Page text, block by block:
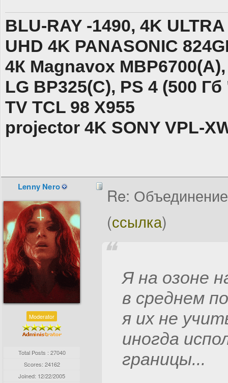
BLU-RAY -1490, 4K
UHD 4K PANASONIC
4К Magnavox
LG BP325(C), PS 4 (500
TV TCL 98 X955
projector 4K SONY VPL-
Lenny Nero
Moderator
Total Posts : 27040
Scores: 24162
Joined: 12/22/2005
Re:
(ссылка)
Я на озоне
в среднем
я их не
иногда
границы...